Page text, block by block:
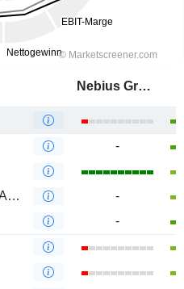
Nebius Group
-
-
-